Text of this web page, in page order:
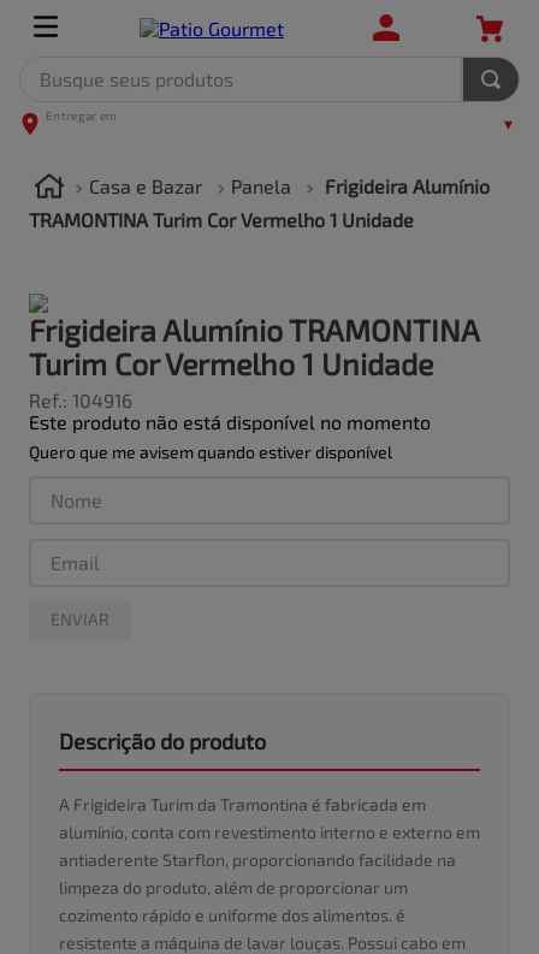
Casa e Bazar Panela
Frigideira Alumínio
TRAMONTINA Turim Cor Vermelho 1 Unidade
Frigideira Alumínio TRAMONTINA
Turim Cor Vermelho 1 Unidade
Ref. : 104916
Este produto não está disponível no momento
Quero que me avisem quando estiver disponível
ENVIAR
Descrição do produto
A Frigideira Turim da Tramontina é fabricada em
alumínio, conta com revestimento interno e externo em
antiaderente Starflon, proporcionando facilidade na
limpeza do produto, além de proporcionar um
cozimento rápido e uniforme dos alimentos. é
resistente a máquina de lavar louças. Possui cabo em
TERMOS MAIS BUSCADOS
2º
5º carne